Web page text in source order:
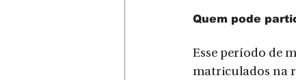
Quem pode
Esse período de
matriculados na